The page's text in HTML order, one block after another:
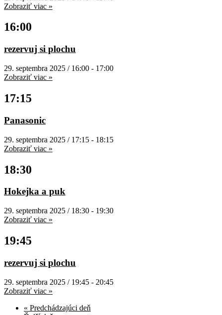
Zobraziť viac »
16:00
rezervuj si plochu
29. septembra 2025 / 16:00 - 17:00
Zobraziť viac »
17:15
Panasonic
29. septembra 2025 / 17:15 - 18:15
Zobraziť viac »
18:30
Hokejka a puk
29. septembra 2025 / 18:30 - 19:30
Zobraziť viac »
19:45
rezervuj si plochu
29. septembra 2025 / 19:45 - 20:45
Zobraziť viac »
« Predchádzajúci deň